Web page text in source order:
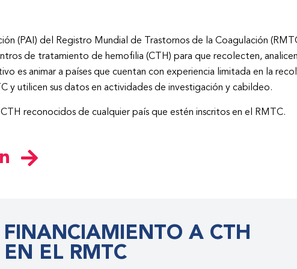
(PAI) del Registro Mundial de Trastornos de la Coagulación
de tratamiento de hemofilia (CTH) para que recolecten,
es animar a países que cuentan con experiencia limitada en la
y utilicen sus datos en actividades de investigación y cabildeo.
reconocidos de cualquier país que estén inscritos en el RMTC.
A CTH
EL RMTC